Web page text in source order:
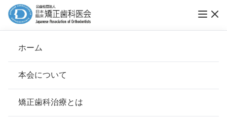
ホーム
本会について
会長挨拶
矯正歯科治療とは
ホーム 会員医院検索